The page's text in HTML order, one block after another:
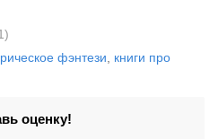
фэнтези
книги про
оценку!